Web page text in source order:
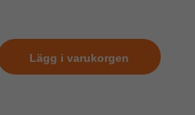
Lägg i varukorgen